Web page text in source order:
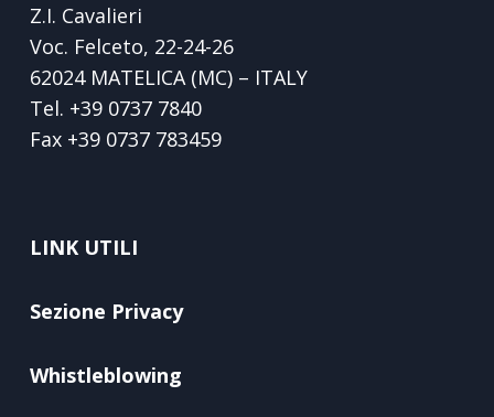
Z.I. Cavalieri
Voc. Felceto, 22-24-26
62024 MATELICA (MC) – ITALY
Tel. +39 0737 7840
Fax +39 0737 783459
LINK UTILI
Sezione Privacy
Whistleblowing